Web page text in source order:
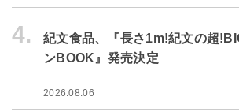
4.
紀文食品、『長さ1m!紀文の超
ンBOOK』発売決定
2026.08.06